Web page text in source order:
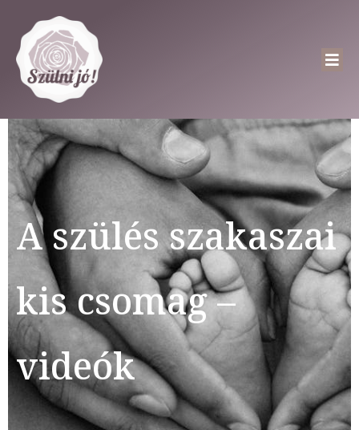
A szülés szakaszai
kis csomag –
videók